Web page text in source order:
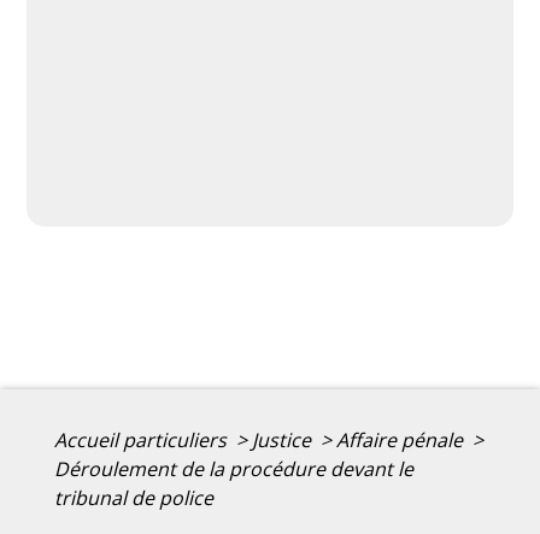
Accueil particuliers > Justice >Affaire pénale >
Déroulement de la procédure devant le
tribunal de police